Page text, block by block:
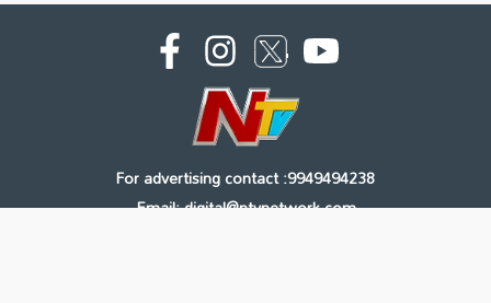
For advertising contact :9949494238
Email: digital@ntvnetwork.com